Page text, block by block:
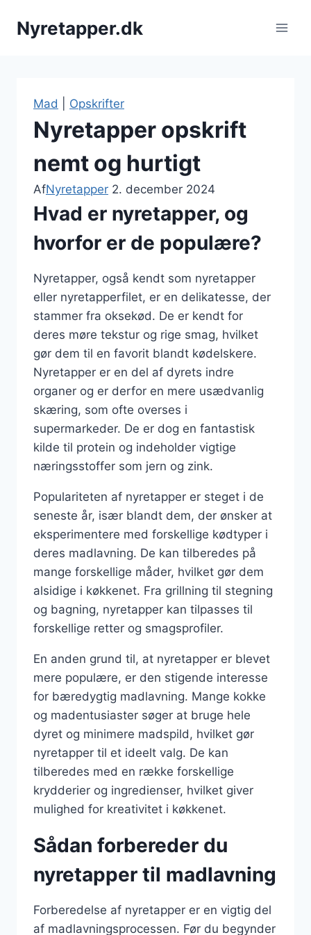
Nyretapper.dk
Mad Opskrifter
Nyretapper opskrift
nemt og hurtigt
AfNyretapper 2. december 2024
Hvad er nyretapper, og
hvorfor er de populære?
Nyretapper, også kendt som nyretapper
eller nyretapperfilet, er en delikatesse, der
stammer fra oksekød. De er kendt for
deres møre tekstur og rige smag, hvilket
gør dem til en favorit blandt kødelskere.
Nyretapper er en del af dyrets indre
organer og er derfor en mere usædvanlig
skæring, som ofte overses i
supermarkeder. De er dog en fantastisk
kilde til protein og indeholder vigtige
næringsstoffer som jern og zink.
Populariteten af nyretapper er steget i de
seneste år, især blandt dem, der ønsker at
eksperimentere med forskellige kødtyper i
deres madlavning. De kan tilberedes på
mange forskellige måder, hvilket gør dem
alsidige i køkkenet. Fra grillning til stegning
og bagning, nyretapper kan tilpasses til
forskellige retter og smagsprofiler.
En anden grund til, at nyretapper er blevet
mere populære, er den stigende interesse
for bæredygtig madlavning. Mange kokke
og madentusiaster søger at bruge hele
dyret og minimere madspild, hvilket gør
nyretapper til et ideelt valg. De kan
tilberedes med en række forskellige
krydderier og ingredienser, hvilket giver
mulighed for kreativitet i køkkenet.
Sådan forbereder du
nyretapper til madlavning
Forberedelse af nyretapper er en vigtig del
af madlavningsprocessen. Før du begynder